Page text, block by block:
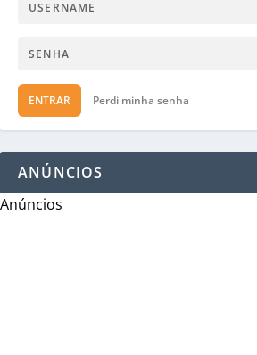
ENTRAR Perdi minha senha
ANÚNCIOS
Anúncios